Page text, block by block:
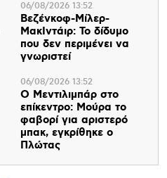
06/08/2026 13:52
Βεζένκοφ-Μίλερ-
ΜακΙντάιρ: Το δίδυμο
που δεν περιμένει να
γνωριστεί
06/08/2026 13:52
Ο Μεντιλιμπάρ στο
επίκεντρο: Μούρα το
φαβορί για αριστερό
μπακ, εγκρίθηκε ο
Πλώτας